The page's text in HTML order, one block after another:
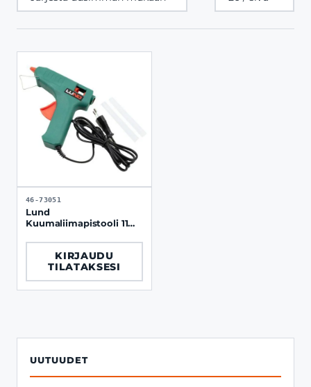
UUTUUDET
sivulla
46-73051
Lund
Kuumaliimapistooli 11
liimapuikkoa
KIRJAUDU
TILATAKSESI